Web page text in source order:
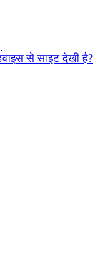
से साइट देखी है?